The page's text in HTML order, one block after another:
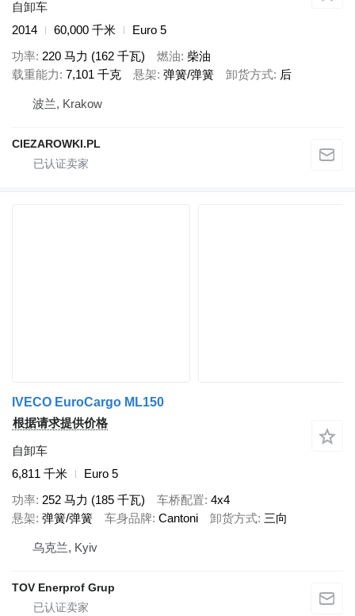
自卸车
2014
60,000 千米
Euro 5
功率 220 马力 (162 千瓦) 燃油 柴油
载重能力 7,101 千克 悬架 弹簧/弹簧 卸货方式 后
波兰, Krakow
CIEZAROWKI.PL
IVECO EuroCargo ML150
根据请求提供价格
自卸车
6,811 千米
Euro 5
功率 252 马力 (185 千瓦) 车桥配置 4x4
悬架 弹簧/弹簧 车身品牌 Cantoni 卸货方式 三向
乌克兰, Kyiv
TOV Enerprof Grup